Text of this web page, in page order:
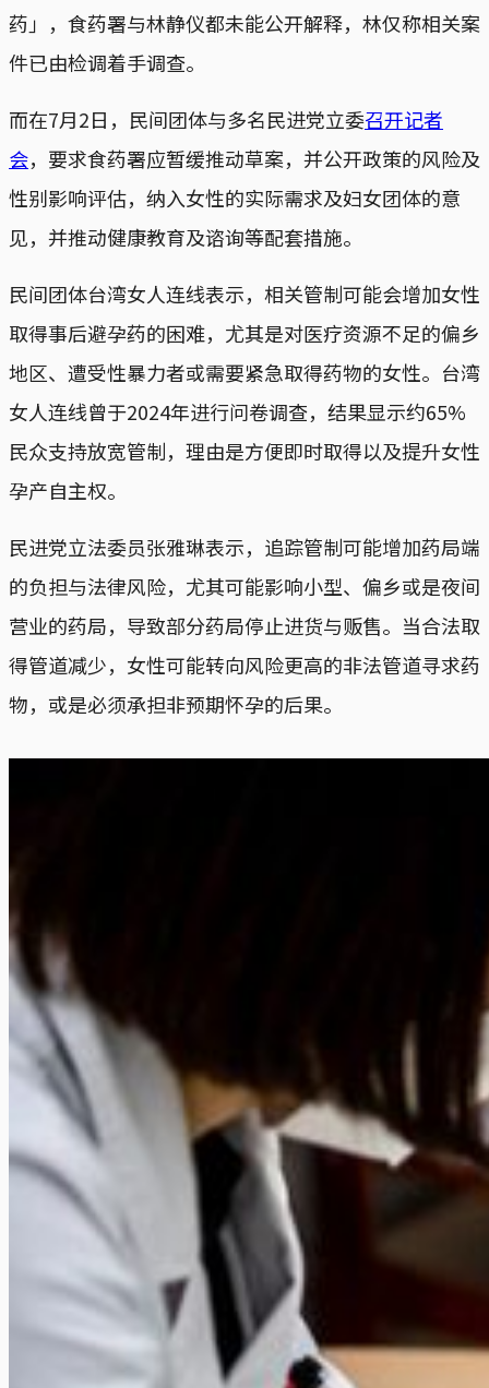
药」，食药署与林静仪都未能公开解释，林仅称相关案
件已由检调着手调查。
而在7月2日，民间团体与多名民进党立委召开记者
会，要求食药署应暂缓推动草案，并公开政策的风险及
性别影响评估，纳入女性的实际需求及妇女团体的意
见，并推动健康教育及谘询等配套措施。
民间团体台湾女人连线表示，相关管制可能会增加女性
取得事后避孕药的困难，尤其是对医疗资源不足的偏乡
地区、遭受性暴力者或需要紧急取得药物的女性。台湾
女人连线曾于2024年进行问卷调查，结果显示约65%
民众支持放宽管制，理由是方便即时取得以及提升女性
孕产自主权。
民进党立法委员张雅琳表示，追踪管制可能增加药局端
的负担与法律风险，尤其可能影响小型、偏乡或是夜间
营业的药局，导致部分药局停止进货与贩售。当合法取
得管道减少，女性可能转向风险更高的非法管道寻求药
物，或是必须承担非预期怀孕的后果。